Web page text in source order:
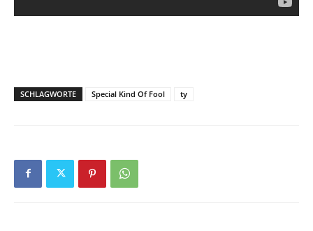
SCHLAGWORTE Special Kind Of Fool ty